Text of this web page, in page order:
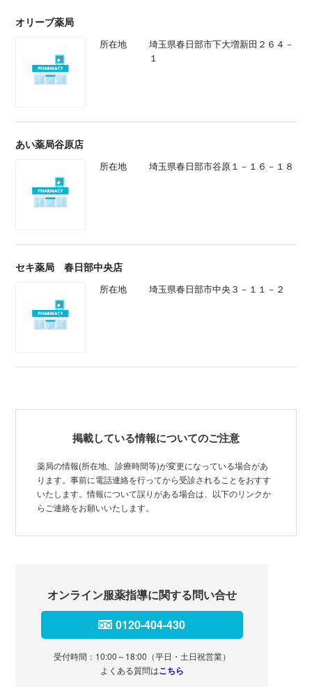
オリーブ薬局
所在地
埼玉県春日部市下大増新田２６４－
１
あい薬局谷原店
所在地 埼玉県春日部市谷原１－１６－１８
セキ薬局 春日部中央店
所在地 埼玉県春日部市中央３－１１－２
掲載している情報についてのご注意
薬局の情報(所在地、診療時間等)が変更になっている場合があ
ります。事前に電話連絡を行ってから受診されることをおすす
いたします。情報について誤りがある場合は、以下のリンクか
らご連絡をお願いいたします。
オンライン服薬指導に関する問い合せ
0120-404-430
受付時間：10:00～18:00（平日・土日祝営業）
よくある質問はこちら